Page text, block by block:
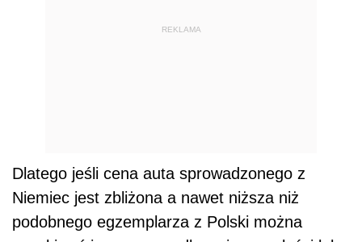
REKLAMA
Dlatego jeśli cena auta sprowadzonego z
Niemiec jest zbliżona a nawet niższa niż
podobnego egzemplarza z Polski można